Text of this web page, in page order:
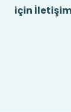
için